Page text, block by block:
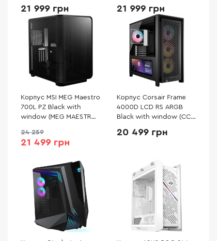
21 999 грн 21 999 грн
Корпус MSI MEG Maestro
700L PZ Black with
window (MEG MAESTRO
24 259
21 499 грн
Корпус Corsair Frame
4000D LCD RS ARGB
Black with window (CC-
20 499 грн